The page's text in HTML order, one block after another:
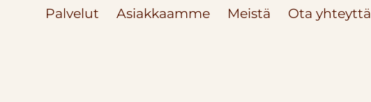
Palvelut Asiakkaamme Meistä Ota yhteyttä